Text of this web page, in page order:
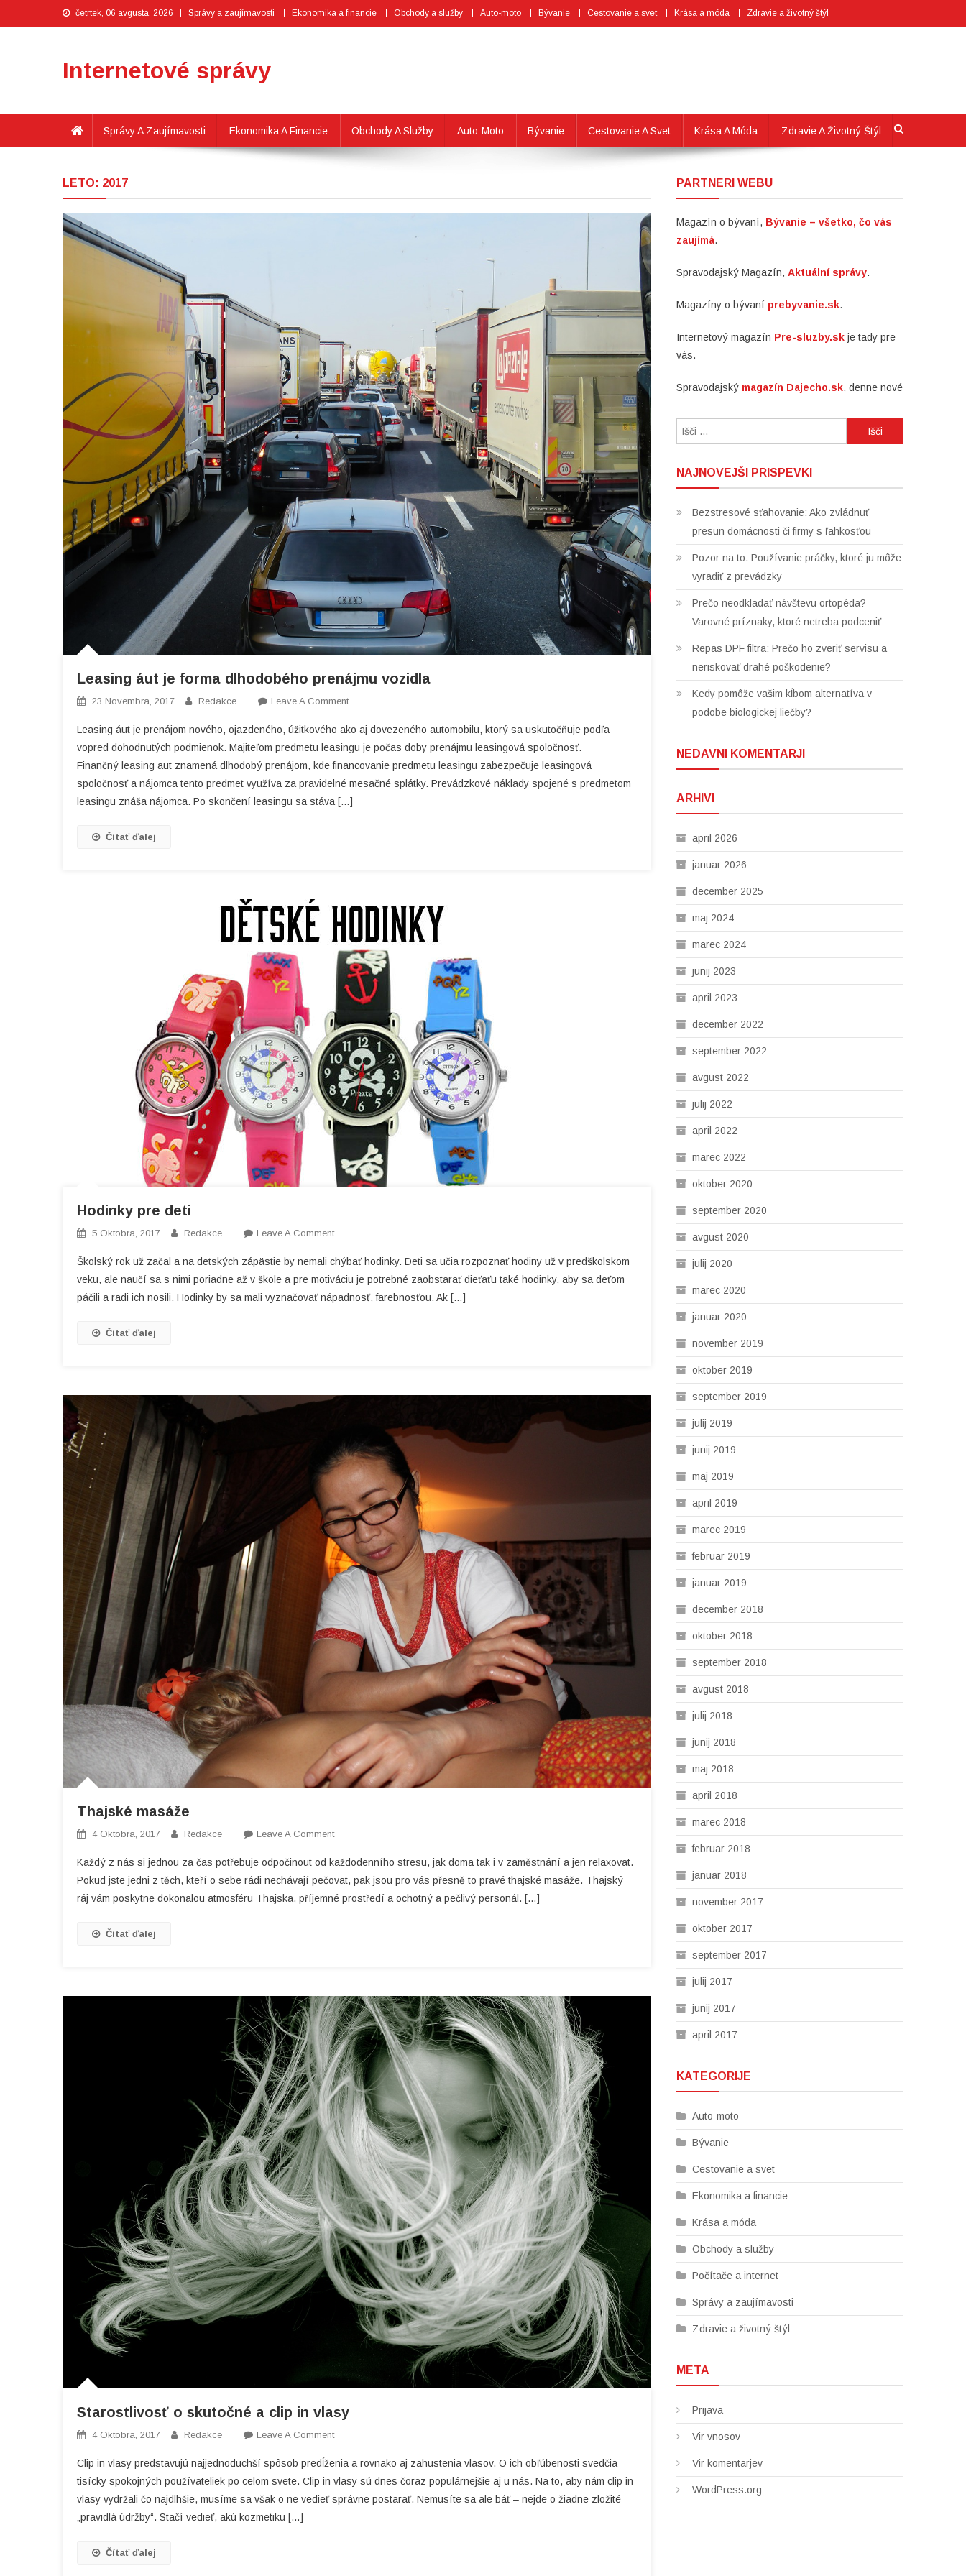
četrtek, 06 avgusta, 2026 Správy a zaujímavosti Ekonomika a financie Obchody a služby Auto-moto Bývanie Cestovanie a svet Krása a móda Zdravie a životný štýl
Internetové správy
Správy A Zaujímavosti Ekonomika A Financie Obchody A Služby Auto-Moto Bývanie Cestovanie A Svet Krása A Móda Zdravie A Životný Štýl
LETO: 2017
Leasing áut je forma dlhodobého prenájmu vozidla
23 Novembra, 2017 Redakce Leave A CommentOn
Áut
Je
Forma
Dlhodobého
Prenájmu
Leasing áut je prenájom nového, ojazdeného, úžitkového ako aj dovezeného automobilu, ktorý sa uskutočňuje podľa
vopred dohodnutých podmienok. Majiteľom predmetu leasingu je počas doby prenájmu leasingová spoločnosť.
Finančný leasing aut znamená dlhodobý prenájom, kde financovanie predmetu leasingu zabezpečuje leasingová
spoločnosť a nájomca tento predmet využíva za pravidelné mesačné splátky. Prevádzkové náklady spojené s predmetom
leasingu znáša nájomca. Po skončení leasingu sa stáva […]
Čítať ďalej
Hodinky pre deti
5 Oktobra, 2017 Redakce Leave A CommentOn
Pre
Deti
Školský rok už začal a na detských zápästie by nemali chýbať hodinky. Deti sa učia rozpoznať hodiny už v predškolskom
veku, ale naučí sa s nimi poriadne až v škole a pre motiváciu je potrebné zaobstarať dieťaťu také hodinky, aby sa deťom
páčili a radi ich nosili. Hodinky by sa mali vyznačovať nápadnosť, farebnosťou. Ak […]
Čítať ďalej
Thajské masáže
4 Oktobra, 2017 Redakce Leave A CommentOn
Masáže
Každý z nás si jednou za čas potřebuje odpočinout od každodenního stresu, jak doma tak i v zaměstnání a jen relaxovat.
Pokud jste jedni z těch, kteří o sebe rádi nechávají pečovat, pak jsou pro vás přesně to pravé thajské masáže. Thajský
ráj vám poskytne dokonalou atmosféru Thajska, příjemné prostředí a ochotný a pečlivý personál. […]
Čítať ďalej
Starostlivosť o skutočné a clip in vlasy
4 Oktobra, 2017 Redakce Leave A CommentOn
O
Skutočné
A
Clip in vlasy predstavujú najjednoduchší spôsob predĺženia a rovnako aj zahustenia vlasov. O ich obľúbenosti svedčia
tisícky spokojných používateliek po celom svete. Clip in vlasy sú dnes čoraz populárnejšie aj u nás. Na to, aby nám clip in
vlasy vydržali čo najdlhšie, musíme sa však o ne vedieť správne postarať. Nemusíte sa ale báť – nejde o žiadne zložité
„pravidlá údržby“. Stačí vedieť, akú kozmetiku […]
Čítať ďalej
PARTNERI WEBU
Magazín o bývaní, Bývanie – všetko, čo vás
zaujímá.
Spravodajský Magazín,Aktuální správy.
Magazíny o bývaní prebyvanie.sk.
Internetový magazín Pre-sluzby.sk je tady pre
vás.
Spravodajský magazín Dajecho.sk, denne nové
NAJNOVEJŠI PRISPEVKI
Bezstresové sťahovanie: Ako zvládnuť
presun domácnosti či firmy s ľahkosťou
Pozor na to. Používanie práčky, ktoré ju môže
vyradiť z prevádzky
Prečo neodkladať návštevu ortopéda?
Varovné príznaky, ktoré netreba podceniť
Repas DPF filtra: Prečo ho zveriť servisu a
neriskovať drahé poškodenie?
Kedy pomôže vašim kĺbom alternatíva v
podobe biologickej liečby?
NEDAVNI KOMENTARJI
ARHIVI
april 2026
januar 2026
december 2025
maj 2024
marec 2024
junij 2023
april 2023
december 2022
september 2022
avgust 2022
julij 2022
april 2022
marec 2022
oktober 2020
september 2020
avgust 2020
julij 2020
marec 2020
januar 2020
november 2019
oktober 2019
september 2019
julij 2019
junij 2019
maj 2019
april 2019
marec 2019
februar 2019
januar 2019
december 2018
oktober 2018
september 2018
avgust 2018
julij 2018
junij 2018
maj 2018
april 2018
marec 2018
februar 2018
januar 2018
november 2017
oktober 2017
september 2017
julij 2017
junij 2017
april 2017
KATEGORIJE
Auto-moto
Bývanie
Cestovanie a svet
Ekonomika a financie
Krása a móda
Obchody a služby
Počítače a internet
Správy a zaujímavosti
Zdravie a životný štýl
META
Prijava
Vir vnosov
Vir komentarjev
WordPress.org